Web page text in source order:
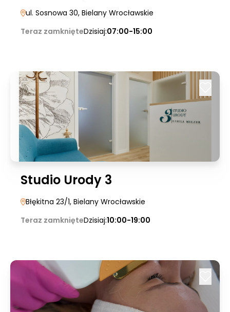
ul. Sosnowa 30, Bielany Wrocławskie
Teraz zamknięteDzisiaj:07:00-15:00
Studio Urody 3
Błękitna 23/1, Bielany Wrocławskie
Teraz zamknięteDzisiaj:10:00-19:00